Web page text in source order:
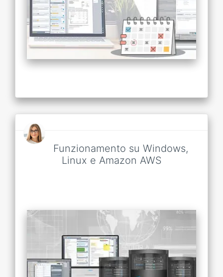
Funzionamento su Windows,
Linux e Amazon AWS